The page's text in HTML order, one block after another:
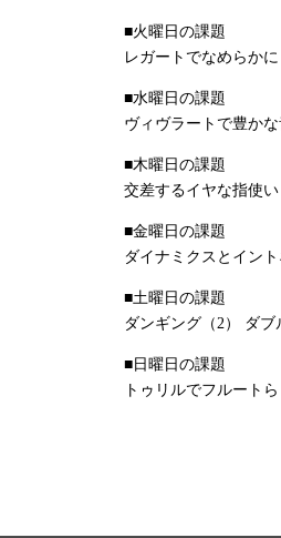
■火曜日の課題
レガートでなめらかに
■水曜日の課題
ヴィヴラートで豊か
■木曜日の課題
交差するイヤな指使い
■金曜日の課題
ダイナミクスとイン
■土曜日の課題
ダンギング（2） ダ
■日曜日の課題
トゥリルでフルート